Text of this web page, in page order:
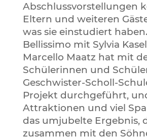
Abschlussvorstellungen
Eltern und weiteren
was sie einstudiert
Bellissimo mit Sylvia
Marcello Maatz hat mit
Schülerinnen und
Geschwister-Scholl-
Projekt durchgeführt,
Attraktionen und viel
das umjubelte Ergebnis,
zusammen mit den